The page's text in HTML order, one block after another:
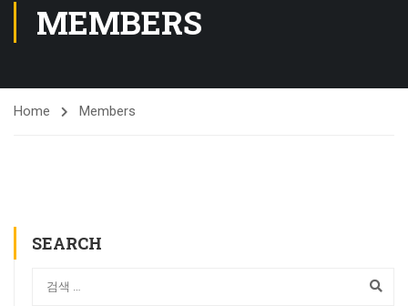
MEMBERS
Home Members
SEARCH